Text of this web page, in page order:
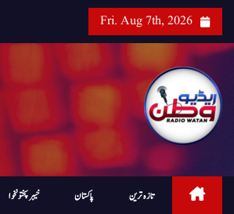
i
Fri. Aug 7th, 2026
تازہ ترین پاکستان خیبرپختونخوا